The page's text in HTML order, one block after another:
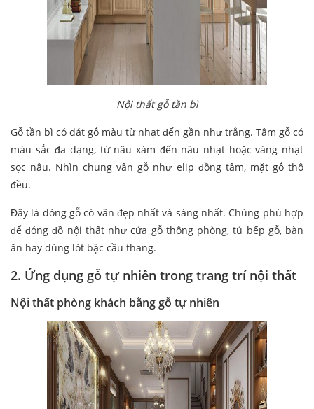
Nội thất gỗ tần bì
Gỗ tần bì có dát gỗ màu từ nhạt đến gần như trắng. Tâm gỗ có
màu sắc đa dạng, từ nâu xám đến nâu nhạt hoặc vàng nhạt
sọc nâu. Nhìn chung vân gỗ như elip đồng tâm, mặt gỗ thô
đều.
Đây là dòng gỗ có vân đẹp nhất và sáng nhất. Chúng phù hợp
để đóng đồ nội thất như cửa gỗ thông phòng, tủ bếp gỗ, bàn
ăn hay dùng lót bậc cầu thang.
2. Ứng dụng gỗ tự nhiên trong trang trí nội thất
Nội thất phòng khách bằng gỗ tự nhiên